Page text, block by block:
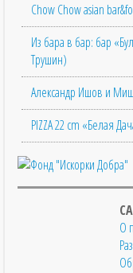
Chow Chow asian
Из бара в бар: бар
Трушин)
Александр Ишов и
PIZZA 22 cm «Белая
О